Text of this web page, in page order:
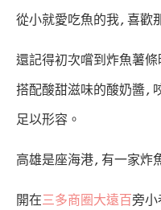
從小就愛吃魚的我,喜歡
還記得初次嚐到炸魚薯
搭配酸甜滋味的酸奶醬,
足以形容。
高雄是座海港,有一家炸
開在三多商圈大遠百旁小